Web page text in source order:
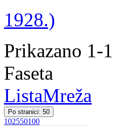
1928.)
Prikazano 1-
Faseta
ListaMreža
Po stranici: 50
102550100